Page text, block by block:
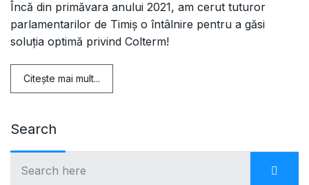
Încă din primăvara anului 2021, am cerut tuturor
parlamentarilor de Timiș o întâlnire pentru a găsi
soluția optimă privind Colterm!
Citeşte mai mult...
Search